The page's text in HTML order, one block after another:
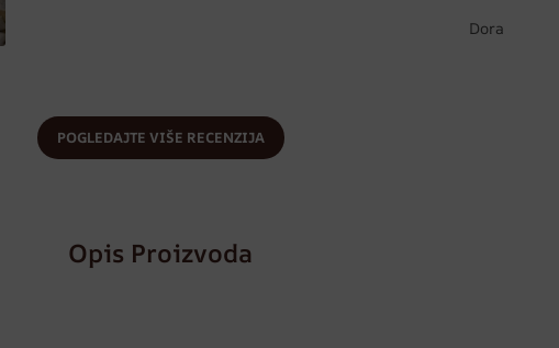
Dora
POGLEDAJTE VIŠE RECENZIJA
Opis Proizvoda